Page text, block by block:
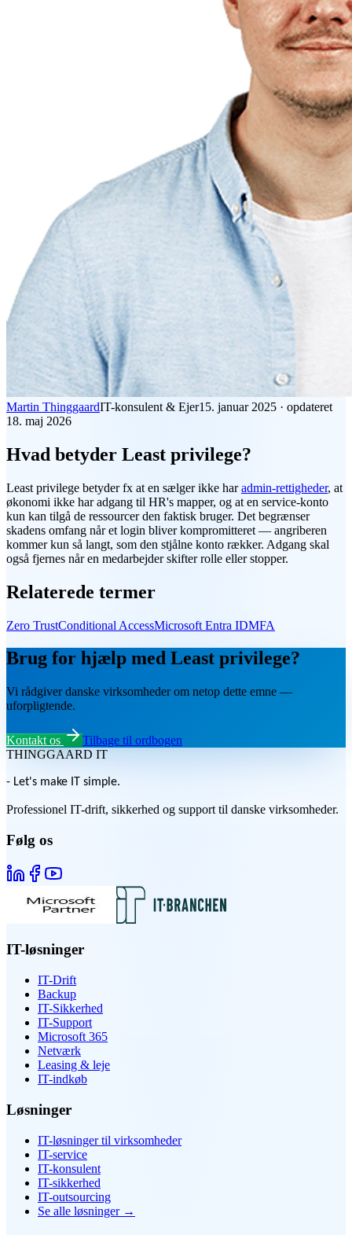
Martin ThinggaardIT-konsulent & Ejer15. januar 2025 · opdateret
18. maj 2026
Hvad betyder Least privilege?
Least privilege betyder fx at en sælger ikke haradmin-rettigheder, at
økonomi ikke har adgang til HR's mapper, og at en service-konto
kun kan tilgå de ressourcer den faktisk bruger. Det begrænser
skadens omfang når et login bliver kompromitteret — angriberen
kommer kun så langt, som den stjålne konto rækker. Adgang skal
også fjernes når en medarbejder skifter rolle eller stopper.
Relaterede termer
Zero TrustConditional AccessMicrosoft Entra IDMFA
Brug for hjælp med Least privilege?
Vi rådgiver danske virksomheder om netop dette emne —
uforpligtende.
Kontakt os
Tilbage til ordbogen
THINGGAARD IT
- Let's make IT simple.
Professionel IT-drift, sikkerhed og support til danske virksomheder.
Følg os
IT-løsninger
IT-Drift
Backup
IT-Sikkerhed
IT-Support
Microsoft 365
Netværk
Leasing & leje
IT-indkøb
Løsninger
IT-løsninger til virksomheder
IT-service
IT-konsulent
IT-sikkerhed
IT-outsourcing
Se alle løsninger→